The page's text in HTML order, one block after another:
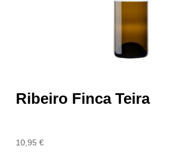
Ribeiro Finca Teira
10,95€